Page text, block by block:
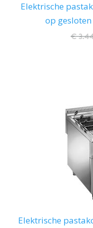
Elektrische
op
€
Elektrische